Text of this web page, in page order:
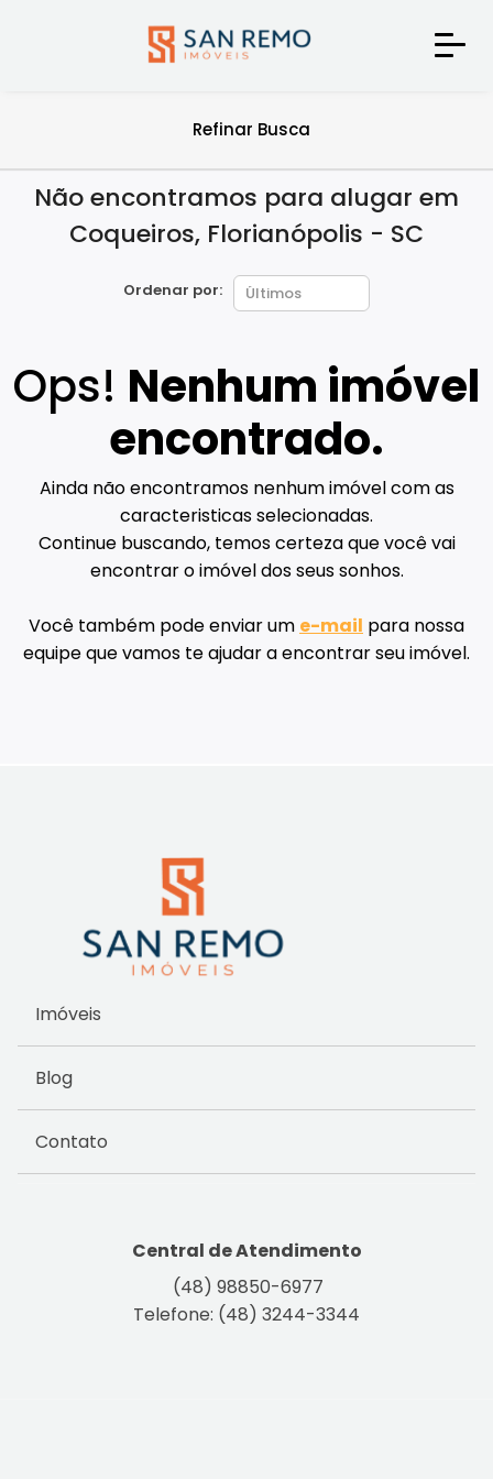
Refinar Busca
Não encontramos para alugar em
Coqueiros, Florianópolis - SC
Ordenar por:
Ops! Nenhum imóvel
encontrado.
Ainda não encontramos nenhum imóvel com as
caracteristicas selecionadas.
Continue buscando, temos certeza que você vai
encontrar o imóvel dos seus sonhos.
Você também pode enviar um e-mail para nossa
equipe que vamos te ajudar a encontrar seu imóvel.
Imóveis
Blog
Contato
Central de Atendimento
(48) 98850-6977
Telefone: (48) 3244-3344